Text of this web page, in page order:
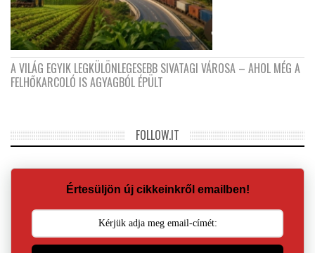
A VILÁG EGYIK LEGKÜLÖNLEGESEBB SIVATAGI VÁROSA – AHOL MÉG A
FELHŐKARCOLÓ IS AGYAGBÓL ÉPÜLT
FOLLOW.IT
Értesüljön új cikkeinkről emailben!